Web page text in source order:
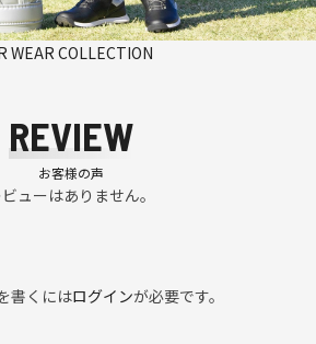
WEAR COLLECTION
REVIEW
お客様の声
ビューはありません。
書くにはログインが必要です。